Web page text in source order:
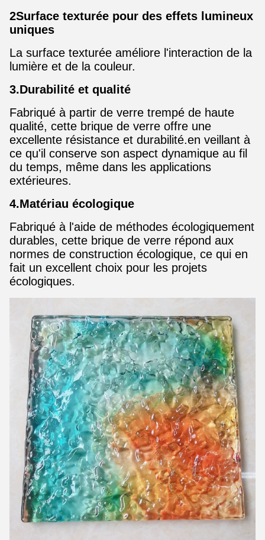
2Surface texturée pour des effets lumineux
uniques
La surface texturée améliore l'interaction de la
lumière et de la couleur.
3.Durabilité et qualité
Fabriqué à partir de verre trempé de haute
qualité, cette brique de verre offre une
excellente résistance et durabilité.en veillant à
ce qu'il conserve son aspect dynamique au fil
du temps, même dans les applications
extérieures.
4.Matériau écologique
Fabriqué à l'aide de méthodes écologiquement
durables, cette brique de verre répond aux
normes de construction écologique, ce qui en
fait un excellent choix pour les projets
écologiques.